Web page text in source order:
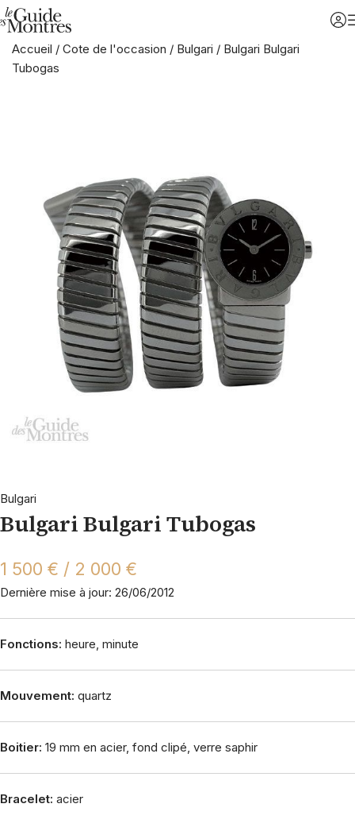
Accueil / Cote de l'occasion / Bulgari / Bulgari Bulgari
Tubogas
Bulgari
Bulgari Bulgari Tubogas
1 500 € / 2 000 €
Dernière mise à jour: 26/06/2012
Fonctions: heure, minute
Mouvement: quartz
Boitier: 19 mm en acier, fond clipé, verre saphir
Bracelet: acier